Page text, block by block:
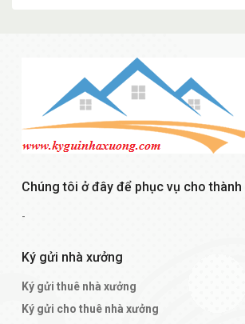
Chúng tôi ở đây để phục vụ cho
-
Ký gửi nhà xưởng
Ký gửi thuê nhà xưởng
Ký gửi cho thuê nhà xưởng